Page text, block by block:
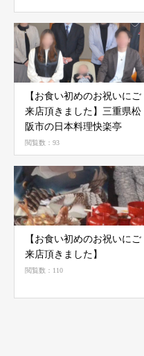
【お食い初めのお祝いにご
来店頂きました】ㅤㅤㅤ三重県松
阪市の日本料理快楽亭
閲覧数：93
【お食い初めのお祝いにご
来店頂きました】
閲覧数：110